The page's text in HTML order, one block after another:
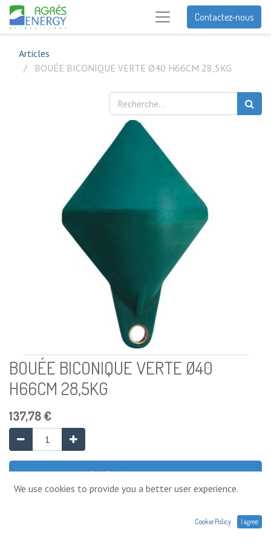
Contactez-nous
Articles
BOUÉE BICONIQUE VERTE Ø40 H66CM 28,5KG
BOUÉE BICONIQUE VERTE Ø40
H66CM 28,5KG
137,78€
Ajouter au panier
We use cookies to provide you a better user experience.
Cookie Policy I agree